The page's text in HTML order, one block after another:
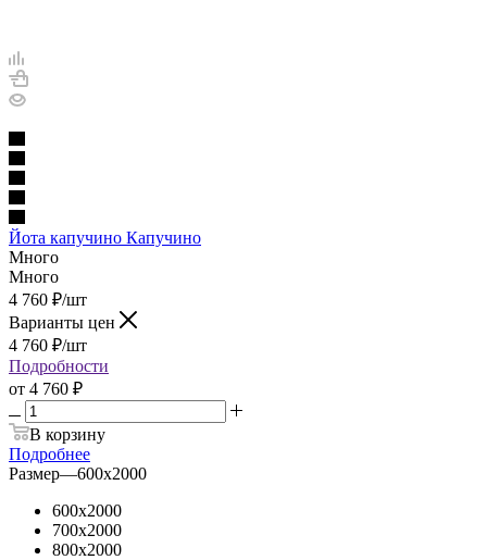
Йота капучино Капучино
Много
Много
4 760 ₽/шт
Варианты цен
4 760 ₽/шт
Подробности
от 4 760 ₽
В корзину
Подробнее
Размер—600х2000
600х2000
700х2000
800х2000